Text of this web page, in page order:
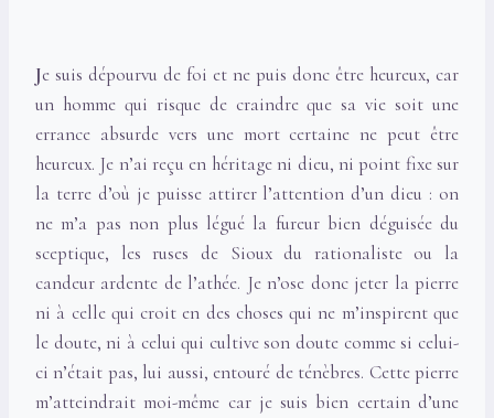
Je suis dépourvu de foi et ne puis donc être heureux, car
un homme qui risque de craindre que sa vie soit une
errance absurde vers une mort certaine ne peut être
heureux. Je n’ai reçu en héritage ni dieu, ni point fixe sur
la terre d’où je puisse attirer l’attention d’un dieu : on
ne m’a pas non plus légué la fureur bien déguisée du
sceptique, les ruses de Sioux du rationaliste ou la
candeur ardente de l’athée. Je n’ose donc jeter la pierre
ni à celle qui croit en des choses qui ne m’inspirent que
le doute, ni à celui qui cultive son doute comme si celui-
ci n’était pas, lui aussi, entouré de ténèbres. Cette pierre
m’atteindrait moi-même car je suis bien certain d’une